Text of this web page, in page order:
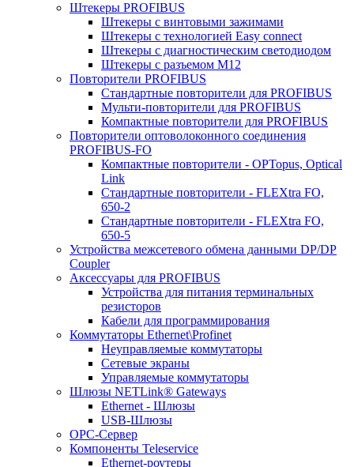
Штекеры PROFIBUS
Штекеры с винтовыми зажимами
Штекеры с технологией Easy connect
Штекеры с диагностическим светодиодом
Штекеры с разъемом М12
Повторители PROFIBUS
Стандартные повторители для PROFIBUS
Мульти-повторители для PROFIBUS
Компактные повторители для PROFIBUS
Повторители оптоволоконного соединения
PROFIBUS-FO
Компактные повторители - OPTopus, Optical
Link
Стандартные повторители - FLEXtra FO,
650-2
Стандартные повторители - FLEXtra FO,
650-5
Устройства межсетевого обмена данными DP/DP
Coupler
Аксессуары для PROFIBUS
Устройства для питания терминальных
резисторов
Кабели для программирования
Коммутаторы Ethernet\Profinet
Неуправляемые коммутаторы
Сетевые экраны
Управляемые коммутаторы
Шлюзы NETLink® Gateways
Ethernet - Шлюзы
USB-Шлюзы
ОРС-Сервер
Компоненты Teleservice
Ethernet-роутеры